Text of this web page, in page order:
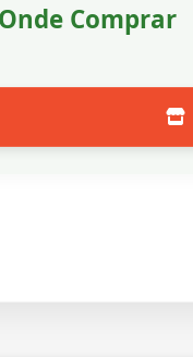
Onde Comprar